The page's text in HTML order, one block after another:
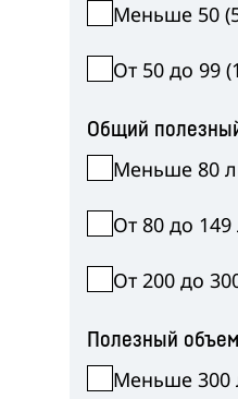
Меньше 50 (
От 50 до 99 (1
Общий
Меньше 80 л
От 80 до 149
От 200 до
Полезный объем
Меньше 300